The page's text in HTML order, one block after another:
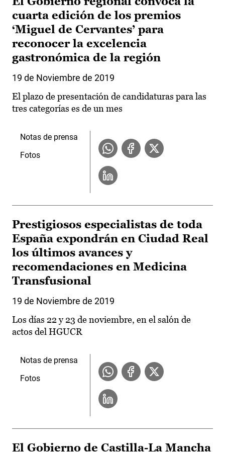
cuarta edición de los premios
‘Miguel de Cervantes’ para
reconocer la excelencia
gastronómica de la región
19 de Noviembre de 2019
El plazo de presentación de candidaturas para las
tres categorías es de un mes
Notas de prensa
Fotos
Prestigiosos especialistas de toda
España expondrán en Ciudad Real
los últimos avances y
recomendaciones en Medicina
Transfusional
19 de Noviembre de 2019
Los días 22 y 23 de noviembre, en el salón de
actos del HGUCR
Notas de prensa
Fotos
El Gobierno de Castilla-La Mancha